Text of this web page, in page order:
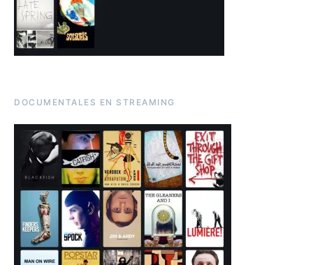
DOCUMENTALES EN STREAMING